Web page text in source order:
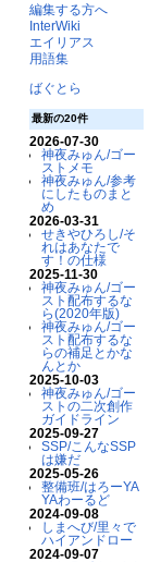
編集する方へ
InterWiki
エイリアス
用語集
ばぐとら
最新の20件
2026-07-30
神夜みゅん/ゴー
ストメモ
神夜みゅん/参考
にしたものまと
め
2026-03-31
せきやひろし/そ
れはあなたで
す！の仕様
2025-11-30
神夜みゅん/ゴー
スト配布するな
ら(2020年版)
神夜みゅん/ゴー
スト配布するな
らの補足とかな
んとか
2025-10-03
神夜みゅん/ゴー
ストの二次創作
ガイドライン
2025-09-27
SSP/こんなSSP
は嫌だ
2025-05-26
整備班/はろーYA
YAわーるど
2024-09-08
しまへび/里々で
ハイアンドロー
2024-09-07